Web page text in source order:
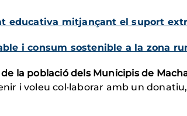
educativa mitjançant el suport
i consum sostenible a la zona
la població dels Municipis de
i voleu col·laborar amb un